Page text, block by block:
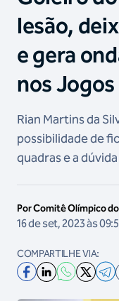
lesão,
e gera
nos
Rian Martins da
possibilidade de
quadras e a
Por Comitê Olímpico
16 de set, 2023 às
COMPARTILHE VIA: